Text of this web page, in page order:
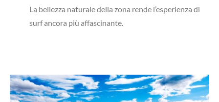
La bellezza naturale della zona rende l’esperienza di
surf ancora più affascinante.